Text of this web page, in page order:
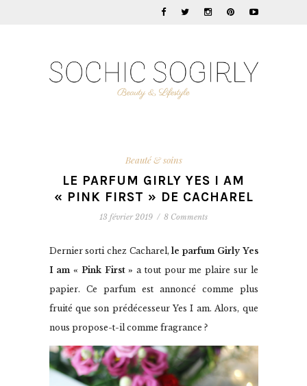
Beauté & soins
LE PARFUM GIRLY YES I AM
« PINK FIRST » DE CACHAREL
13 février 2019 / 8 Comments
Dernier sorti chez Cacharel,le parfum Girly Yes
I am « Pink First » a tout pour me plaire sur le
papier. Ce parfum est annoncé comme plus
fruité que son prédécesseur Yes I am. Alors, que
nous propose-t-il comme fragrance ?